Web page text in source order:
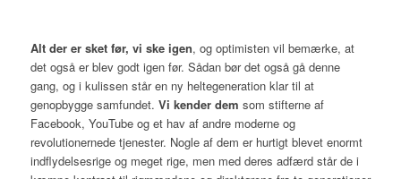
Alt der er sket før, vi ske igen, og optimisten vil bemærke, at
det også er blev godt igen før. Sådan bør det også gå denne
gang, og i kulissen står en ny heltegeneration klar til at
genopbygge samfundet. Vi kender dem som stifterne af
Facebook, YouTube og et hav af andre moderne og
revolutionernede tjenester. Nogle af dem er hurtigt blevet enormt
indflydelsesrige og meget rige, men med deres adfærd står de i